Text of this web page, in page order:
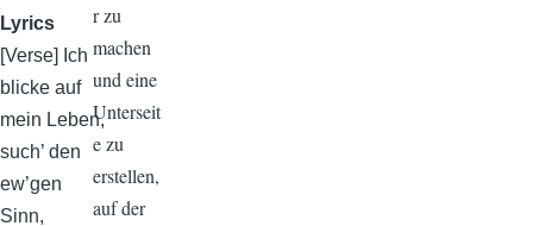
Lyrics
[Verse] Ich
blicke auf
mein Leben,
such’ den
ew’gen
Sinn,
r zu
machen
und eine
Unterseit
e zu
erstellen,
auf der